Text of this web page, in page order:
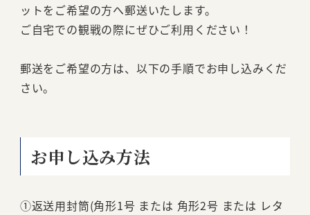
ットをご希望の方へ郵送いたします。
ご自宅での観戦の際にぜひご利用ください！
郵送をご希望の方は、以下の手順でお申し込みくだ
さい。
お申し込み方法
①返送用封筒(角形1号 または 角形2号 または レタ